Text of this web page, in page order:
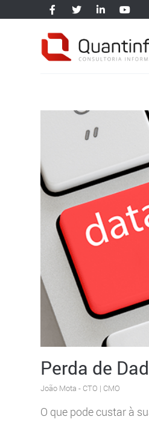
Perda de
João Mota- CTO | CMO
O que pode custar à